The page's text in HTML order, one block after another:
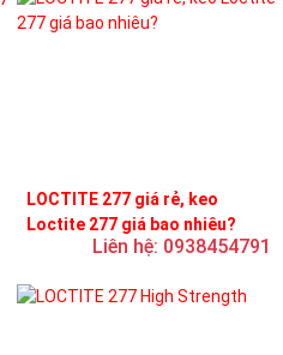
LOCTITE 277 giá rẻ, keo
Loctite 277 giá bao nhiêu?
Liên hệ: 0938454791